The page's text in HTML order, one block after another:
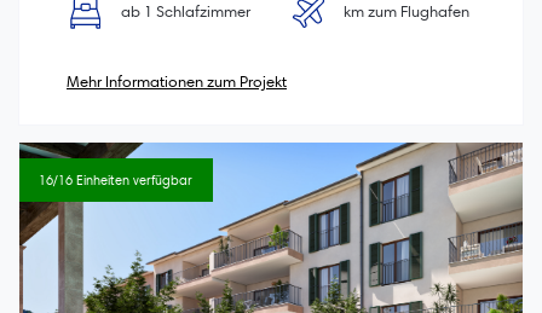
ab 1 Schlafzimmer km zum Flughafen
Mehr Informationen zum Projekt
16/16 Einheiten verfügbar